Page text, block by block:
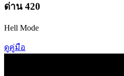
ด่าน 420
Hell Mode
ดูคู่มือ